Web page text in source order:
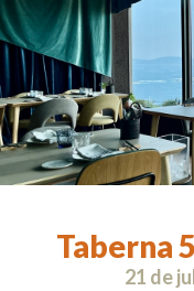
Taberna
21 de